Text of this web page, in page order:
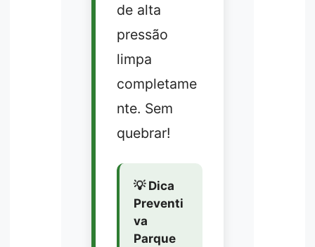
de alta
pressão
limpa
completame
nte. Sem
quebrar!
💡 Dica
Preventi
va
Parque